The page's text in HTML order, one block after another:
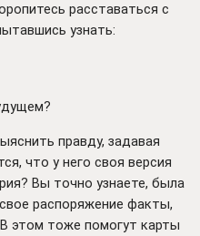
расставаться с
узнать:
правду, задавая
что у него своя версия
Вы точно узнаете, была
распоряжение факты,
этом тоже помогут карты